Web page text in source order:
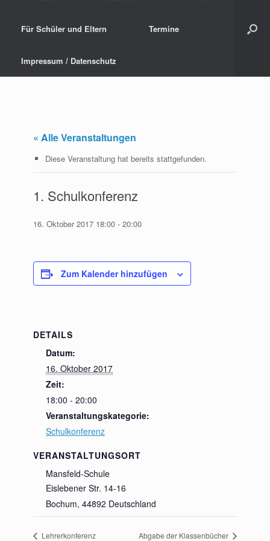
Für Schüler und Eltern Termine
Impressum / Datenschutz
« Alle Veranstaltungen
Diese Veranstaltung hat bereits stattgefunden.
1. Schulkonferenz
16. Oktober 2017 18:00 - 20:00
Zum Kalender hinzufügen
DETAILS
Datum:
16. Oktober 2017
Zeit:
18:00 - 20:00
Veranstaltungskategorie:
Schulkonferenz
VERANSTALTUNGSORT
Mansfeld-Schule
Eislebener Str. 14-16
Bochum, 44892 Deutschland
Lehrerkonferenz Abgabe der Klassenbücher